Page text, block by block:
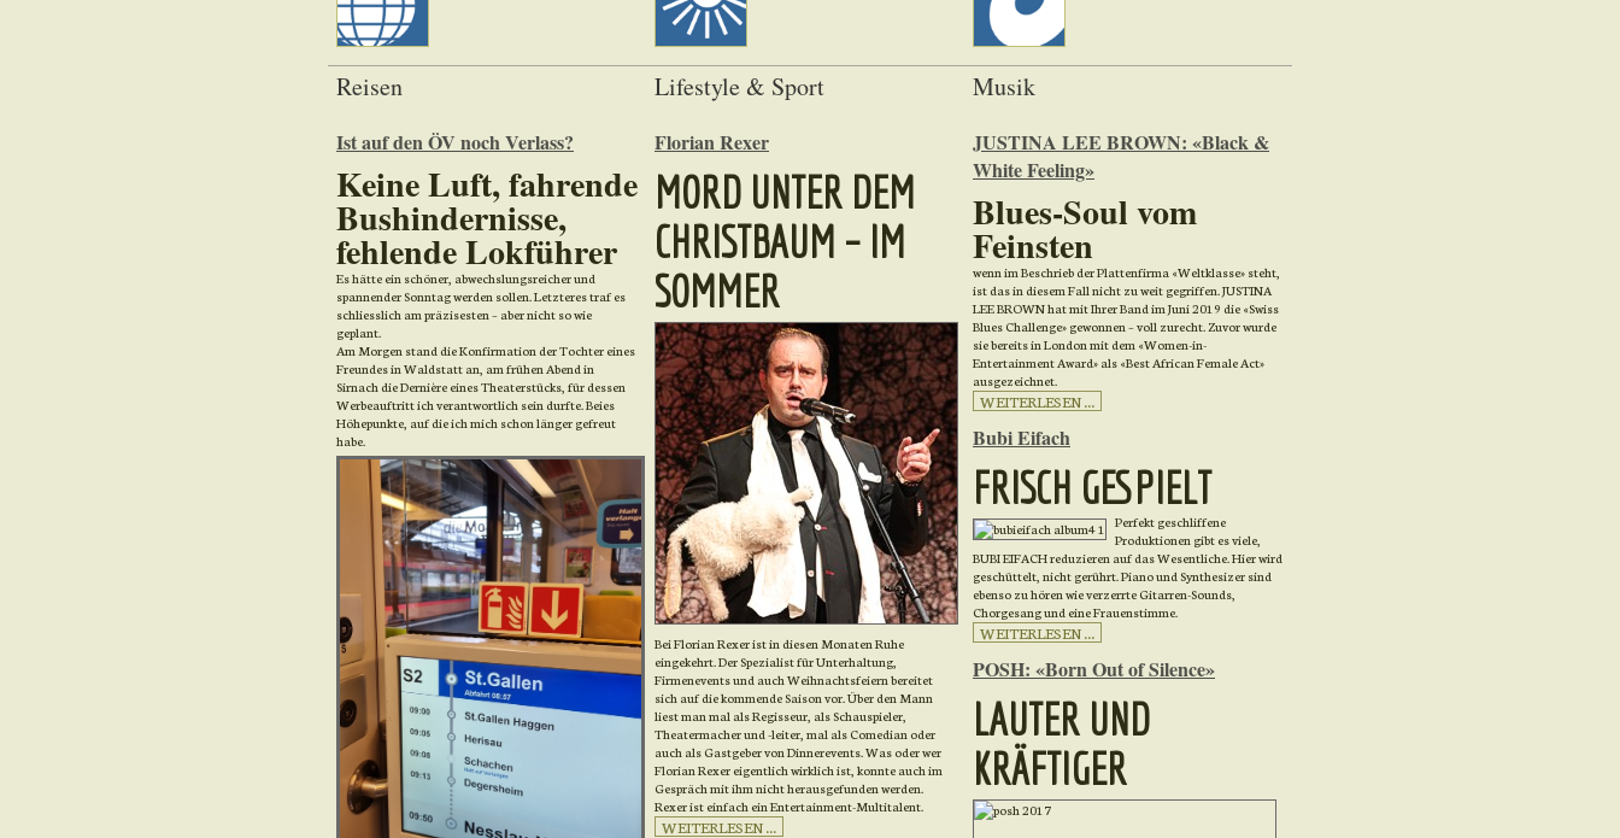
Reisen
Ist auf den ÖV noch Verlass?
Keine Luft, fahrende
Bushindernisse,
fehlende Lokführer
Es hätte ein schöner, abwechslungsreicher und
spannender Sonntag werden sollen. Letzteres traf es
schliesslich am präzisesten – aber nicht so wie
geplant.
Am Morgen stand die Konfirmation der Tochter eines
Freundes in Waldstatt an, am frühen Abend in
Sirnach die Dernière eines Theaterstücks, für dessen
Werbeauftritt ich verantwortlich sein durfte. Beies
Höhepunkte, auf die ich mich schon länger gefreut
habe.
Lifestyle & Sport
Florian Rexer
MORD UNTER DEM
CHRISTBAUM – IM
SOMMER
Bei Florian Rexer ist in diesen Monaten Ruhe
eingekehrt. Der Spezialist für Unterhaltung,
Firmenevents und auch Weihnachtsfeiern bereitet
sich auf die kommende Saison vor. Über den Mann
liest man mal als Regisseur, als Schauspieler,
Theatermacher und -leiter, mal als Comedian oder
auch als Gastgeber von Dinnerevents. Was oder wer
Florian Rexer eigentlich wirklich ist, konnte auch im
Gespräch mit ihm nicht herausgefunden werden.
Rexer ist einfach ein Entertainment-Multitalent.
WEITERLESEN ...
Musik
JUSTINA LEE BROWN: «Black &
White Feeling»
Blues-Soul vom
Feinsten
wenn im Beschrieb der Plattenfirma «Weltklasse» steht,
ist das in diesem Fall nicht zu weit gegriffen. JUSTINA
LEE BROWN hat mit Ihrer Band im Juni 2019 die «Swiss
Blues Challenge» gewonnen – voll zurecht. Zuvor wurde
sie bereits in London mit dem «Women-in-
Entertainment Award» als «Best African Female Act»
ausgezeichnet.
WEITERLESEN ...
Bubi Eifach
FRISCH GESPIELT
Perfekt geschliffene
Produktionen gibt es viele,
BUBI EIFACH reduzieren auf das Wesentliche. Hier wird
geschüttelt, nicht gerührt. Piano und Synthesizer sind
ebenso zu hören wie verzerrte Gitarren-Sounds,
Chorgesang und eine Frauenstimme.
WEITERLESEN ...
POSH: «Born Out of Silence»
LAUTER UND
KRÄFTIGER